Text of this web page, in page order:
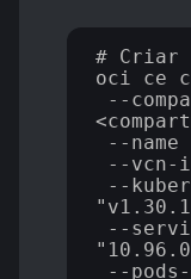
# Criar
oci ce
--
--
--vcn-
--
--
--